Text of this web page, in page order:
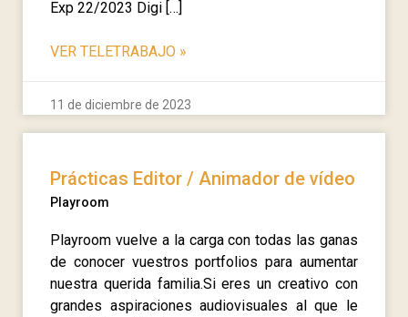
Exp 22/2023 Digi […]
VER TELETRABAJO »
11 de diciembre de 2023
Prácticas Editor / Animador de vídeo
Playroom
Playroom vuelve a la carga con todas las ganas
de conocer vuestros portfolios para aumentar
nuestra querida familia.Si eres un creativo con
grandes aspiraciones audiovisuales al que le